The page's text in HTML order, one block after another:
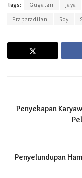
Tags: Gugatan Jaya
Praperadilan
Roy
Penyekapan
Penyelundupan